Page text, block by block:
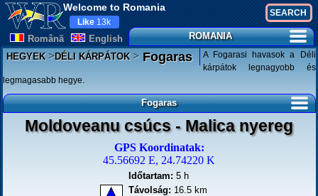
Welcome to Romania
Românã English
Like 13k
ROMANIA
HEGYEK>DÉLI KÁRPÁTOK>Fogaras
A Fogarasi havasok a Déli
kárpátok legnagyobb és
legmagasabb hegye.
Fogaras
Moldoveanu csúcs - Malica nyereg
GPS Koordinatak:
45.56692 E, 24.74220 K
Időtartam: 5 h
Távolság: 16.5 km